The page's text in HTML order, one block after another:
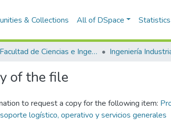
& Collections All of DSpace Statistics
Facultad de Ciencias e Ingenierías Físicas y Formales Ingeniería
of the file
to request a copy for the following item:
logístico, operativo y servicios generales